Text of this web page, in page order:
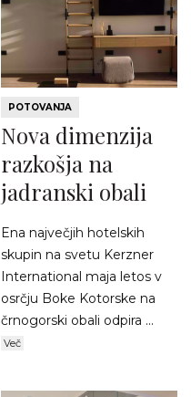
POTOVANJA
Nova dimenzija
razkošja na
jadranski obali
Ena največjih hotelskih
skupin na svetu Kerzner
International maja letos v
osrčju Boke Kotorske na
črnogorski obali odpira ...
Več